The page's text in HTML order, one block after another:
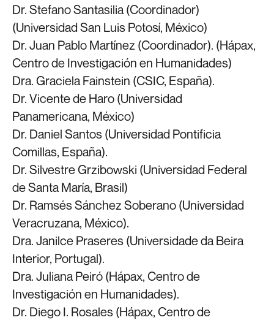
Dr. Stefano Santasilia (Coordinador)
(Universidad San Luis Potosí, México)
Dr. Juan Pablo Martínez (Coordinador). (Hápax,
Centro de Investigación en Humanidades)
Dra. Graciela Fainstein (CSIC, España).
Dr. Vicente de Haro (Universidad
Panamericana, México)
Dr. Daniel Santos (Universidad Pontificia
Comillas, España).
Dr. Silvestre Grzibowski (Universidad Federal
de Santa María, Brasil)
Dr. Ramsés Sánchez Soberano (Universidad
Veracruzana, México).
Dra. Janilce Praseres (Universidade da Beira
Interior, Portugal).
Dra. Juliana Peiró (Hápax, Centro de
Investigación en Humanidades).
Dr. Diego I. Rosales (Hápax, Centro de